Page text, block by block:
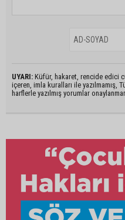
UYARI: Küfür, hakaret, rencide edici
içeren, imla kuralları ile yazılmamış,
harflerle yazılmış yorumlar